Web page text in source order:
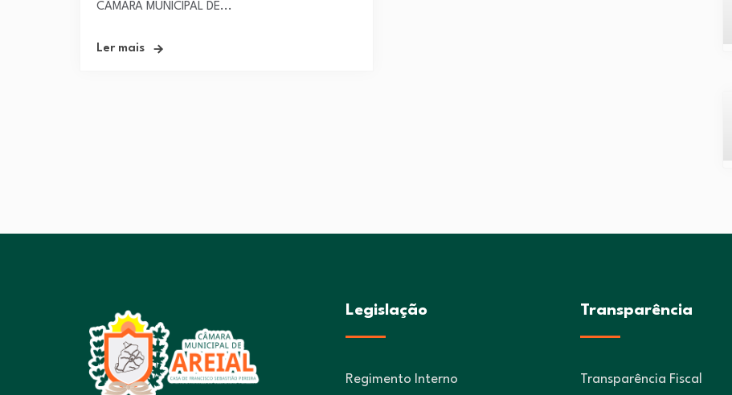
CÂMARA MUNICIPAL DE...
Ler mais
Legislação
Regimento Interno
Transparência
Transparência Fiscal